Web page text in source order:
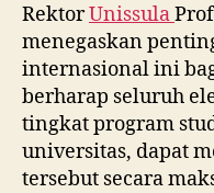
RektorUnissula
menegaskan
internasional ini
berharap seluruh
tingkat program
universitas, dapat
tersebut secara